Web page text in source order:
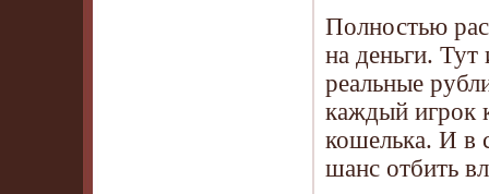
Полностью
на деньги.
реальные
каждый игрок
кошелька. И в
шанс отбить